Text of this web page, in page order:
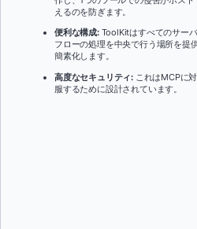
えるのを防ぎます。
便利な構成:ToolKitはすべてのサー
フローの処理を中央で行う場所を提
簡素化します。
高度なセキュリティ: これはMCPに
服するために設計されています。